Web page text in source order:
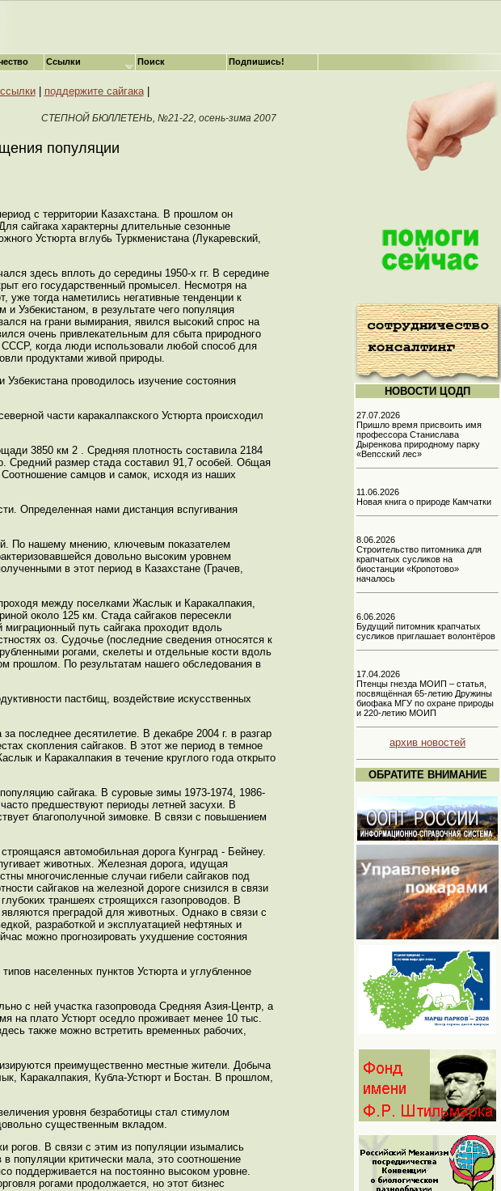
ссылки| поддержите сайгака|
СТЕПНОЙ БЮЛЛЕТЕНЬ, №21-22, осень-зима 2007
популяции
с территории Казахстана. В прошлом он
сайгака характерны длительные сезонные
Устюрта вглубь Туркменистана (Лукаревский,
здесь вплоть до середины 1950-х гг. В середине
его государственный промысел. Несмотря на
тогда наметились негативные тенденции к
Узбекистаном, в результате чего популяция
на грани вымирания, явился высокий спрос на
очень привлекательным для сбыта природного
СССР, когда люди использовали любой способ для
продуктами живой природы.
проводилось изучение состояния
части каракалпакского Устюрта происходил
3850 км 2 . Средняя плотность составила 2184
Средний размер стада составил 91,7 особей. Общая
самцов и самок, исходя из наших
Определенная нами дистанция вспугивания
По нашему мнению, ключевым показателем
довольно высоким уровнем
в этот период в Казахстане (Грачев,
между поселками Жаслык и Каракалпакия,
около 125 км. Стада сайгаков пересекли
путь сайгака проходит вдоль
оз. Судочье (последние сведения относятся к
рогами, скелеты и отдельные кости вдоль
прошлом. По результатам нашего обследования в
пастбищ, воздействие искусственных
последнее десятилетие. В декабре 2004 г. в разгар
скопления сайгаков. В этот же период в темное
и Каракалпакия в течение круглого года открыто
сайгака. В суровые зимы 1973-1974, 1986-
предшествуют периоды летней засухи. В
благополучной зимовке. В связи с повышением
автомобильная дорога Кунград - Бейнеу.
животных. Железная дорога, идущая
многочисленные случаи гибели сайгаков под
сайгаков на железной дороге снизился в связи
траншеях строящихся газопроводов. В
преградой для животных. Однако в связи с
разработкой и эксплуатацией нефтяных и
можно прогнозировать ухудшение состояния
населенных пунктов Устюрта и углубленное
с ней участка газопровода Средняя Азия-Центр, а
на плато Устюрт оседло проживает менее 10 тыс.
также можно встретить временных рабочих,
преимущественно местные жители. Добыча
Каракалпакия, Кубла-Устюрт и Бостан. В прошлом,
уровня безработицы стал стимулом
существенным вкладом.
рогов. В связи с этим из популяции изымались
популяции критически мала, это соотношение
поддерживается на постоянно высоком уровне.
рогами продолжается, но этот бизнес
НОВОСТИ ЦОДП
27.07.2026
Пришло время присвоить имя
профессора Станислава
Дыренкова природному парку
«Вепсский лес»
11.06.2026
Новая книга о природе Камчатки
8.06.2026
Строительство питомника для
крапчатых сусликов на
биостанции «Кропотово»
началось
6.06.2026
Будущий питомник крапчатых
сусликов приглашает волонтёров
17.04.2026
Птенцы гнезда МОИП – статья,
посвящённая 65-летию Дружины
биофака МГУ по охране природы
и 220-летию МОИП
архив новостей
ОБРАТИТЕ ВНИМАНИЕ
Ссылки Поиск Подпишись!